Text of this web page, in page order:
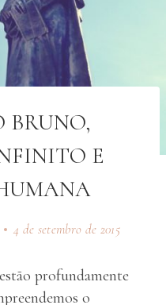
BRUNO,
E
4 de setembro de 2015
profundamente
o